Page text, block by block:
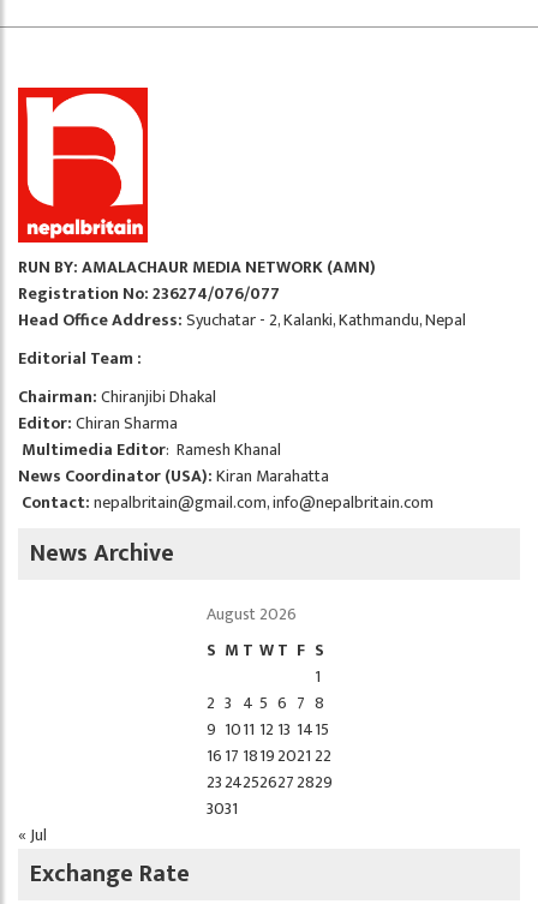
RUN BY: AMALACHAUR MEDIA NETWORK (AMN)
Registration No: 236274/076/077
Head Office Address:Syuchatar - 2, Kalanki, Kathmandu, Nepal
Editorial Team :
Chairman:Chiranjibi Dhakal
Editor:Chiran Sharma
Multimedia Editor: Ramesh Khanal
News Coordinator (USA):Kiran Marahatta
Contact:nepalbritain@gmail.com,info@nepalbritain.com
News Archive
August 2026
S M T WT F S
1
2 3 4 5 6 7 8
9 1011 12 13 1415
1617 1819202122
23242526272829
3031
« Jul
Exchange Rate